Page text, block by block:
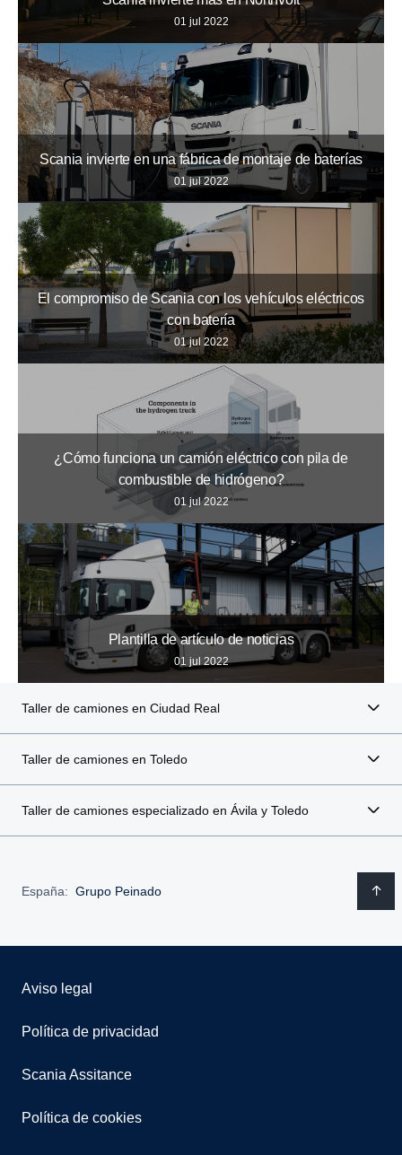
01 jul 2022
Scania invierte en una fábrica de montaje de baterías
01 jul 2022
El compromiso de Scania con los vehículos eléctricos
con batería
01 jul 2022
¿Cómo funciona un camión eléctrico con pila de
combustible de hidrógeno?
01 jul 2022
Plantilla de artículo de noticias
01 jul 2022
Taller de camiones en Ciudad Real
Taller de camiones en Toledo
Taller de camiones especializado en Ávila y Toledo
España: Grupo Peinado
Aviso legal
Política de privacidad
Scania Assitance
Política de cookies